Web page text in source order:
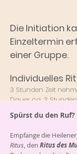
Die Initiation
Einzeltermin
einer Gruppe.
Individuelles
3 Stunden Zeit
Dauer ca. 3 Stunden
160 - 190 €.
Gruppe
Spürst du den Ruf?
Empfange die
Ritus, den Ritus des